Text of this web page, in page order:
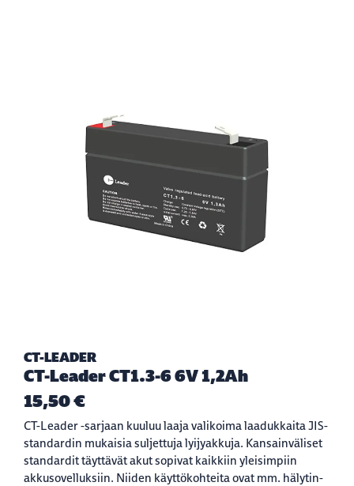
CT-LEADER
CT-Leader CT1.3-6 6V 1,2Ah
15,50 €
CT-Leader -sarjaan kuuluu laaja valikoima laadukkaita JIS-
standardin mukaisia suljettuja lyijyakkuja. Kansainväliset
standardit täyttävät akut sopivat kaikkiin yleisimpiin
akkusovelluksiin. Niiden käyttökohteita ovat mm. hälytin-